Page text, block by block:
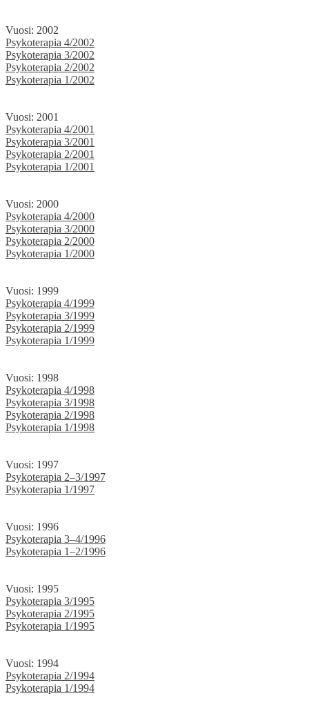
Vuosi: 2002
Psykoterapia 4/2002
Psykoterapia 3/2002
Psykoterapia 2/2002
Psykoterapia 1/2002
Vuosi: 2001
Psykoterapia 4/2001
Psykoterapia 3/2001
Psykoterapia 2/2001
Psykoterapia 1/2001
Vuosi: 2000
Psykoterapia 4/2000
Psykoterapia 3/2000
Psykoterapia 2/2000
Psykoterapia 1/2000
Vuosi: 1999
Psykoterapia 4/1999
Psykoterapia 3/1999
Psykoterapia 2/1999
Psykoterapia 1/1999
Vuosi: 1998
Psykoterapia 4/1998
Psykoterapia 3/1998
Psykoterapia 2/1998
Psykoterapia 1/1998
Vuosi: 1997
Psykoterapia 2–3/1997
Psykoterapia 1/1997
Vuosi: 1996
Psykoterapia 3–4/1996
Psykoterapia 1–2/1996
Vuosi: 1995
Psykoterapia 3/1995
Psykoterapia 2/1995
Psykoterapia 1/1995
Vuosi: 1994
Psykoterapia 2/1994
Psykoterapia 1/1994